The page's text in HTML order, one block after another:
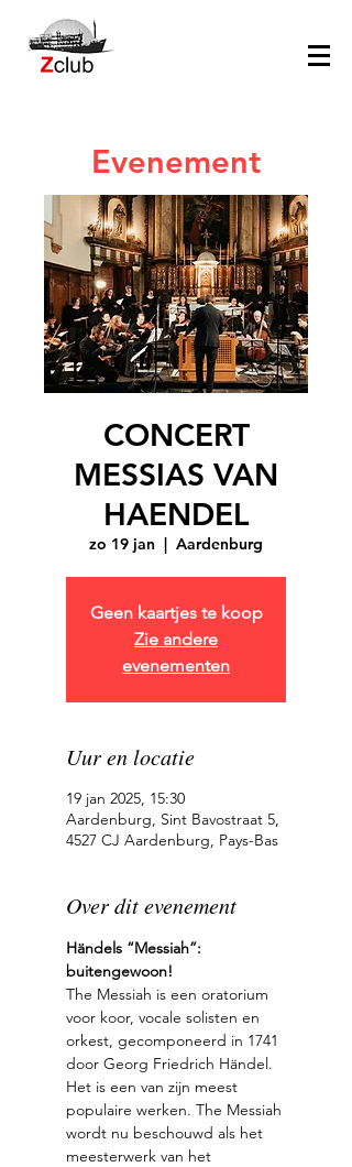
Evenement
CONCERT
MESSIAS VAN
HAENDEL
zo 19 jan
  |
Aardenburg
Geen kaartjes te koop
Zie andere
evenementen
Uur en locatie
19 jan 2025, 15:30
Aardenburg, Sint Bavostraat 5,
4527 CJ Aardenburg, Pays-Bas
Over dit evenement
Händels “Messiah”:
buitengewoon!
The Messiah is een oratorium
voor koor, vocale solisten en
orkest, gecomponeerd in 1741
door Georg Friedrich Händel.
Het is een van zijn meest
populaire werken. The Messiah
wordt nu beschouwd als het
meesterwerk van het